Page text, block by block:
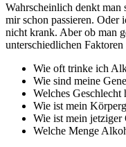
Wahrscheinlich denkt man
mir schon passieren. Oder
nicht krank. Aber ob man
unterschiedlichen Faktoren
Wie oft trinke ich
Wie sind meine
Welches Geschlecht
Wie ist mein
Wie ist mein jetziger
Welche Menge